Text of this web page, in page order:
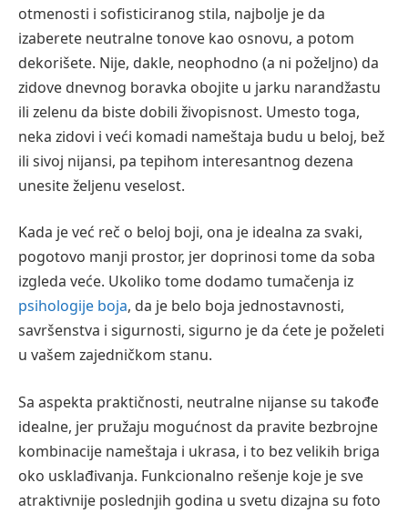
otmenosti i sofisticiranog stila, najbolje je da
izaberete neutralne tonove kao osnovu, a potom
dekorišete. Nije, dakle, neophodno (a ni poželjno) da
zidove dnevnog boravka obojite u jarku narandžastu
ili zelenu da biste dobili živopisnost. Umesto toga,
neka zidovi i veći komadi nameštaja budu u beloj, bež
ili sivoj nijansi, pa tepihom interesantnog dezena
unesite željenu veselost.
Kada je već reč o beloj boji, ona je idealna za svaki,
pogotovo manji prostor, jer doprinosi tome da soba
izgleda veće. Ukoliko tome dodamo tumačenja iz
psihologije boja, da je belo boja jednostavnosti,
savršenstva i sigurnosti, sigurno je da ćete je poželeti
u vašem zajedničkom stanu.
Sa aspekta praktičnosti, neutralne nijanse su takođe
idealne, jer pružaju mogućnost da pravite bezbrojne
kombinacije nameštaja i ukrasa, i to bez velikih briga
oko usklađivanja. Funkcionalno rešenje koje je sve
atraktivnije poslednjih godina u svetu dizajna su foto